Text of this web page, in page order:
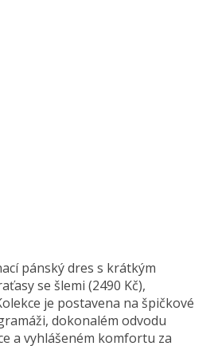
pánský dres s krátkým
se šlemi (2490 Kč),
je postavena na špičkové
dokonalém odvodu
a vyhlášeném komfortu za